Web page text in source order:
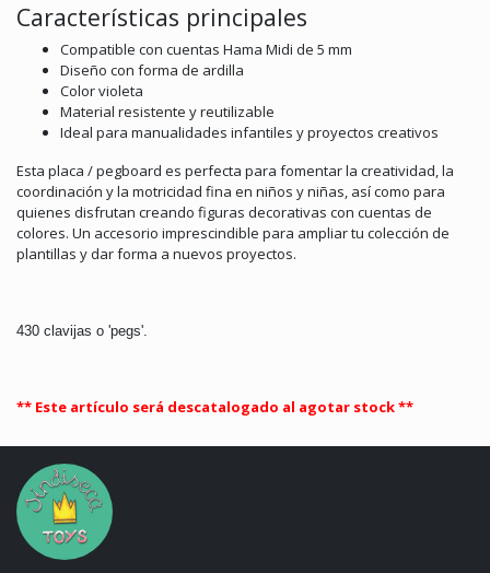
Características principales
Compatible con cuentas Hama Midi de 5 mm
Diseño con forma de ardilla
Color violeta
Material resistente y reutilizable
Ideal para manualidades infantiles y proyectos creativos
Esta placa / pegboard es perfecta para fomentar la creatividad, la
coordinación y la motricidad fina en niños y niñas, así como para
quienes disfrutan creando figuras decorativas con cuentas de
colores. Un accesorio imprescindible para ampliar tu colección de
plantillas y dar forma a nuevos proyectos.
430 clavijas o 'pegs'.
** Este artículo será descatalogado al agotar stock **